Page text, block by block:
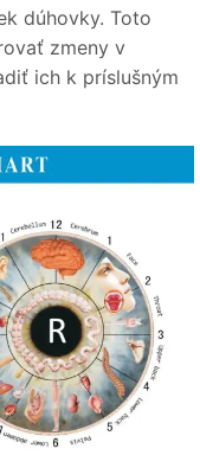
dúhovky. Toto
zmeny v
ich k príslušným